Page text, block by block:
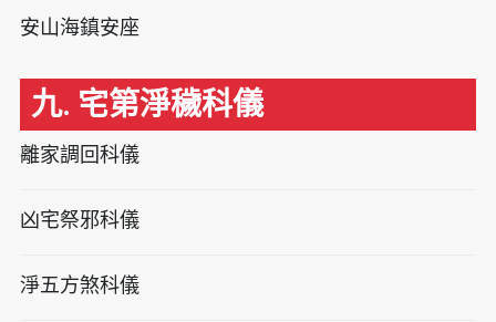
安山海鎮安座
九. 宅第淨穢科儀
離家調回科儀
凶宅祭邪科儀
淨五方煞科儀